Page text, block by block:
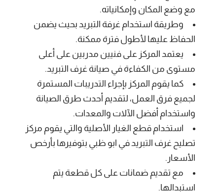
مع وضع المكان وإمكانياته.
وطريقة استخدام غرفة التبريد بحيث يضمن
الحفاظ عليها لأطول فترة ممكنة.
يعتمد المركز على فنيين مدربين على أعلى
مستوى من الكفاءة في صيانة غرف التبريد.
كما يقوم المركز بإجراء التدريبات المستمرة
لجميع فرق العمل، لتقديم أحدث طرق الصيانة
واستخدام أفضل الآلات والمعدات.
استخدام قطع الغيار الأصلية والتي يقوم مركز
تصليح غرف التبريد في ابو ظبي بتوفيرها بأرخص
الأسعار.
مع تقديم ضمانات على كل قطعة يتم
استبدالها.